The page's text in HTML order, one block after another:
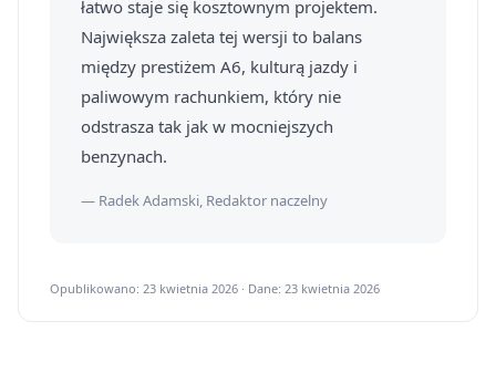
łatwo staje się kosztownym projektem.
Największa zaleta tej wersji to balans
między prestiżem A6, kulturą jazdy i
paliwowym rachunkiem, który nie
odstrasza tak jak w mocniejszych
benzynach.
— Radek Adamski, Redaktor naczelny
Opublikowano: 23 kwietnia 2026 · Dane: 23 kwietnia 2026